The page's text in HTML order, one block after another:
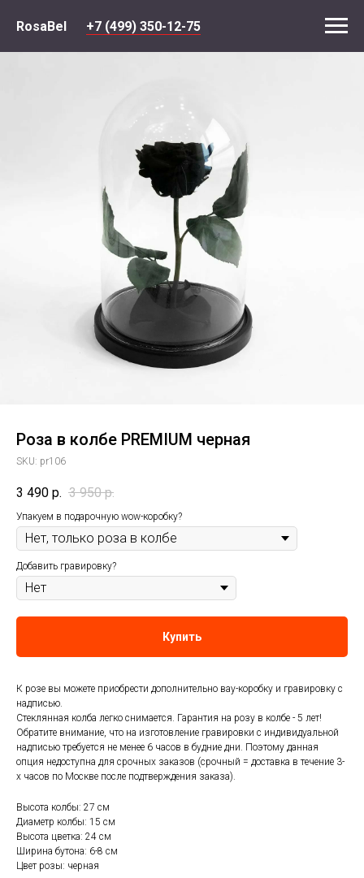
RosaBel +7 (499) 350-12-75
Роза в колбе PREMIUM черная
SKU: pr106
3 490 р. 3 950 р.
Упакуем в подарочную wow-коробку?
Добавить гравировку?
Купить
К розе вы можете приобрести дополнительно вау-коробку и гравировку с
надписью.
Стеклянная колба легко снимается. Гарантия на розу в колбе - 5 лет!
Обратите внимание, что на изготовление гравировки с индивидуальной
надписью требуется не менее 6 часов в будние дни. Поэтому данная
опция недоступна для срочных заказов (срочный = доставка в течение 3-
х часов по Москве после подтверждения заказа).
Высота колбы: 27 см
Диаметр колбы: 15 см
Высота цветка: 24 см
Ширина бутона: 6-8 см
Цвет розы: черная